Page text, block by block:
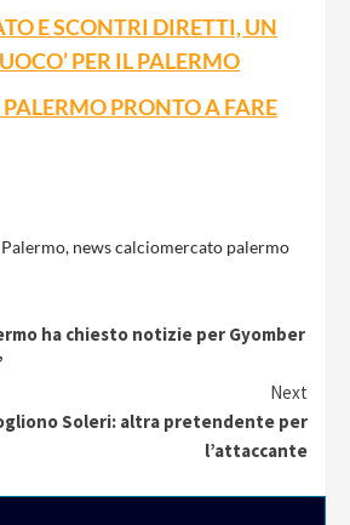
E SCONTRI DIRETTI, UN
PER IL PALERMO
PRONTO A FARE
, news calciomercato palermo
ha chiesto notizie per Gyomber
Next
Soleri: altra pretendente per
l’attaccante